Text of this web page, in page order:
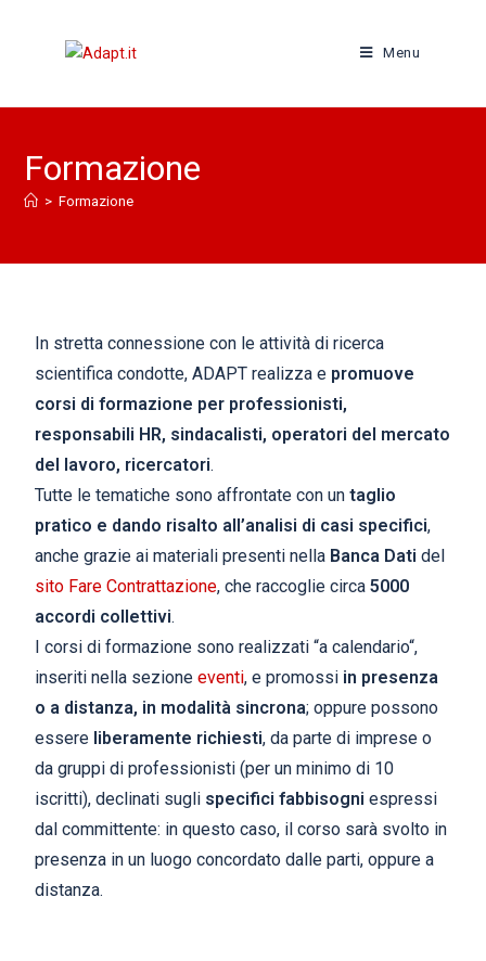
Menu
Formazione
> Formazione
In stretta connessione con le attività di ricerca
scientifica condotte, ADAPT realizza e promuove
corsi di formazione per professionisti,
responsabili HR, sindacalisti, operatori del mercato
del lavoro, ricercatori.
Tutte le tematiche sono affrontate con untaglio
pratico e dando risalto all’analisi di casi specifici,
anche grazie ai materiali presenti nella Banca Dati del
sito Fare Contrattazione, che raccoglie circa5000
accordi collettivi.
I corsi di formazione sono realizzati “a calendario“,
inseriti nella sezione eventi,e promossi in presenza
o a distanza, in modalità sincrona; oppure possono
essere liberamente richiesti, da parte di imprese o
da gruppi di professionisti (per un minimo di 10
iscritti), declinati sugli specifici fabbisogni espressi
dal committente: in questo caso, il corso sarà svolto in
presenza in un luogo concordato dalle parti, oppure a
distanza.